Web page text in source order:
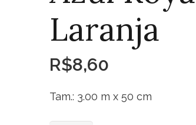
Laranja
R$8,60
Tam.: 3.00 m x 50 cm